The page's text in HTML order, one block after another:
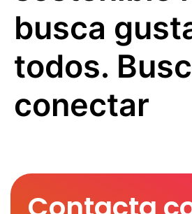
busca
todos.
conectar